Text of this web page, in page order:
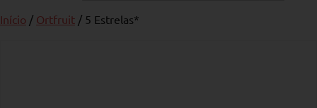
Início / Ortfruit / 5 Estrelas*